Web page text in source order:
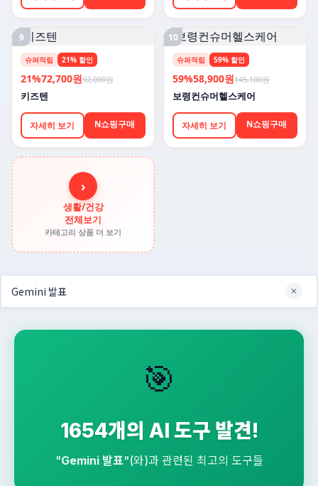
9
슈퍼적립 21% 할인
21%72,700원92,000원
키즈텐
자세히 보기 N쇼핑구매
10
슈퍼적립 59% 할인
59%58,900원145,100원
보령컨슈머헬스케어
자세히 보기 N쇼핑구매
›
생활/건강
전체보기
카테고리 상품 더 보기
✕
🎯
1654개의 AI 도구 발견!
"Gemini 발표"(와)과 관련된 최고의 도구들